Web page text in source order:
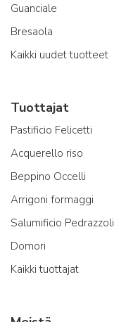
Guanciale
Bresaola
Kaikki uudet tuotteet
Tuottajat
Pastificio Felicetti
Acquerello riso
Beppino Occelli
Arrigoni formaggi
Salumificio Pedrazzoli
Domori
Kaikki tuottajat